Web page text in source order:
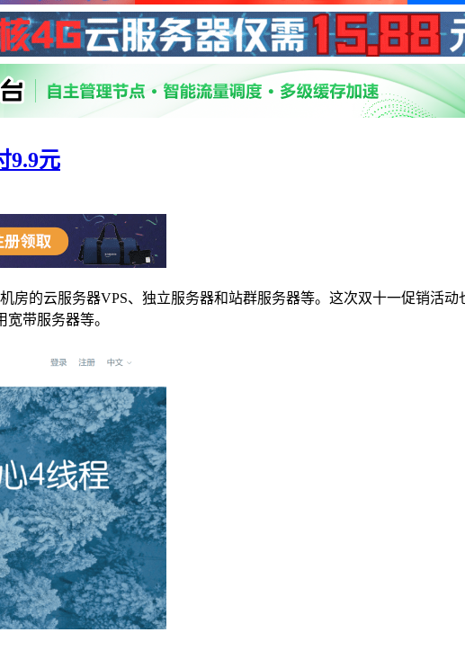
9.9元
的云服务器VPS、独立服务器和站群服务器等。这次双十一促销活动
带服务器等。